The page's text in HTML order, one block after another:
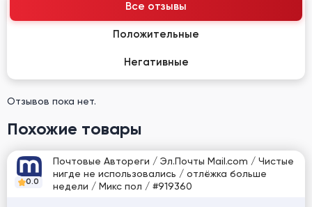
Все отзывы
Положительные
Негативные
Отзывов пока нет.
Похожие товары
0.0
Почтовые Автореги / Эл.Почты Mail.com / Чистые
нигде не использовались / отлёжка больше
недели / Микс пол / #919360